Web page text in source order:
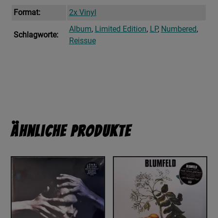
Format:
2x Vinyl
Schlagworte:
Album, Limited Edition, LP, Numbered,
Reissue
Ähnliche Produkte